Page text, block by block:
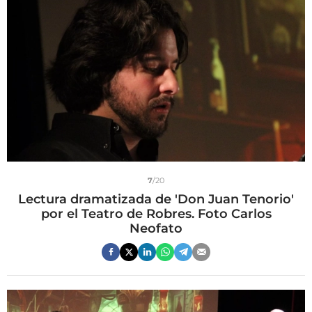
7/20
Lectura dramatizada de 'Don Juan Tenorio'
por el Teatro de Robres. Foto Carlos
Neofato